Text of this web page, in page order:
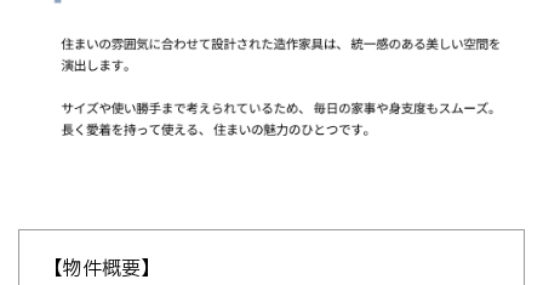
【物件概要】